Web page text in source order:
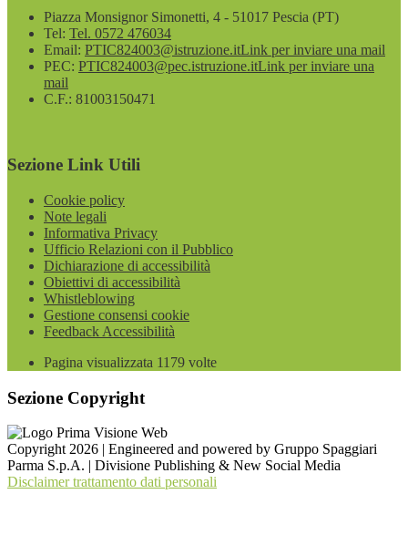
Piazza Monsignor Simonetti, 4 - 51017 Pescia (PT)
Tel: Tel. 0572 476034
Email: PTIC824003@istruzione.itLink per inviare una mail
PEC: PTIC824003@pec.istruzione.itLink per inviare una
mail
C.F.: 81003150471
Sezione Link Utili
Cookie policy
Note legali
Informativa Privacy
Ufficio Relazioni con il Pubblico
Dichiarazione di accessibilità
Obiettivi di accessibilità
Whistleblowing
Gestione consensi cookie
Feedback Accessibilità
Pagina visualizzata 1179 volte
Sezione Copyright
Copyright 2026 | Engineered and powered by Gruppo Spaggiari
Parma S.p.A. | Divisione Publishing & New Social Media
Disclaimer trattamento dati personali